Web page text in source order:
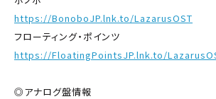
https://BonoboJP.lnk.to/LazarusOST
フローティング・ポインツ
https://FloatingPointsJP.lnk.to/
◎アナログ盤情報